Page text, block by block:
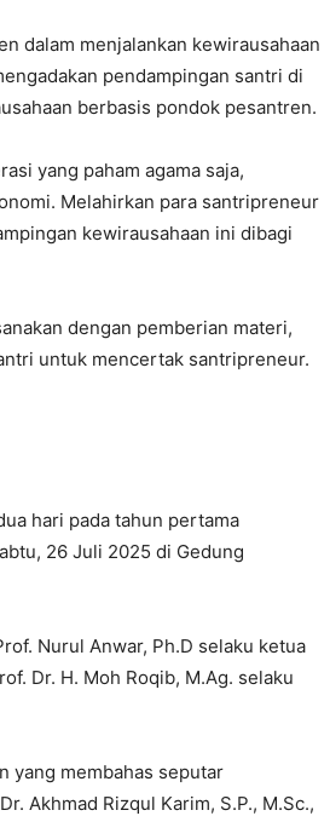
dalam menjalankan kewirausahaan
pendampingan santri di
berbasis pondok pesantren.
yang paham agama saja,
Melahirkan para santripreneur
kewirausahaan ini dibagi
dengan pemberian materi,
untuk mencertak santripreneur.
hari pada tahun pertama
26 Juli 2025 di Gedung
Nurul Anwar, Ph.D selaku ketua
Dr. H. Moh Roqib, M.Ag. selaku
yang membahas seputar
Akhmad Rizqul Karim, S.P., M.Sc.,